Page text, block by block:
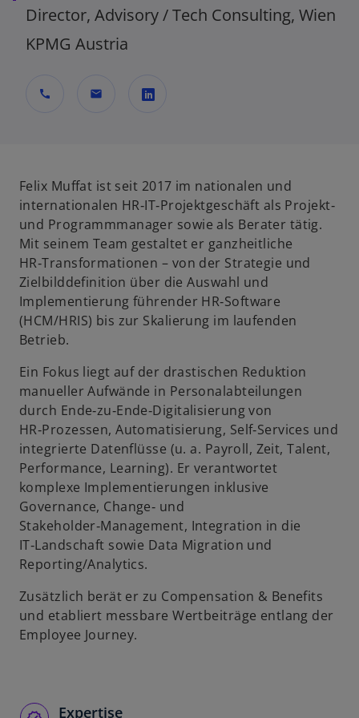
Director, Advisory / Tech Consulting, Wien
KPMG Austria
call mail
d
i
n
e
i
n
e
r
u
e
n
R
e
g
i
s
t
e
r
t
Felix Muffat ist seit 2017 im nationalen und
internationalen HR‑IT‑Projektgeschäft als Projekt‑
und Programmmanager sowie als Berater tätig.
Mit seinem Team gestaltet er ganzheitliche
HR‑Transformationen – von der Strategie und
Zielbilddefinition über die Auswahl und
Implementierung führender HR‑Software
(HCM/HRIS) bis zur Skalierung im laufenden
Betrieb.
Ein Fokus liegt auf der drastischen Reduktion
manueller Aufwände in Personalabteilungen
durch Ende‑zu‑Ende‑Digitalisierung von
HR‑Prozessen, Automatisierung, Self‑Services und
integrierte Datenflüsse (u. a. Payroll, Zeit, Talent,
Performance, Learning). Er verantwortet
komplexe Implementierungen inklusive
Governance, Change‑ und
Stakeholder‑Management, Integration in die
IT‑Landschaft sowie Data Migration und
Reporting/Analytics.
Zusätzlich berät er zu Compensation & Benefits
und etabliert messbare Wertbeiträge entlang der
Employee Journey.
Expertise